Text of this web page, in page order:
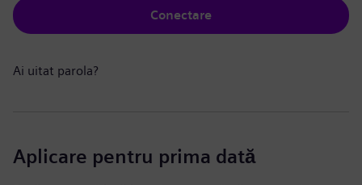
Conectare
Ai uitat parola?
Aplicare pentru prima dată